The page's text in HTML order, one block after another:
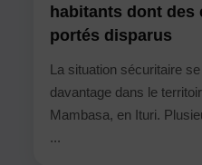
habitants dont des
portés disparus
La situation sécuritaire
davantage dans le
Mambasa, en Ituri.
...